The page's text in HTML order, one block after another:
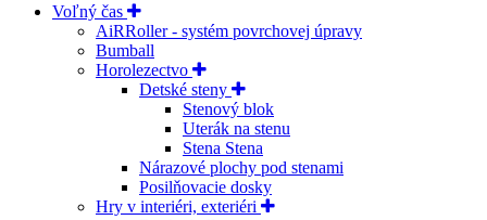
Voľný čas
AiRRoller - systém povrchovej úpravy
Bumball
Horolezectvo
Detské steny
Stenový blok
Uterák na stenu
Stena Stena
Nárazové plochy pod stenami
Posilňovacie dosky
Hry v interiéri, exteriéri